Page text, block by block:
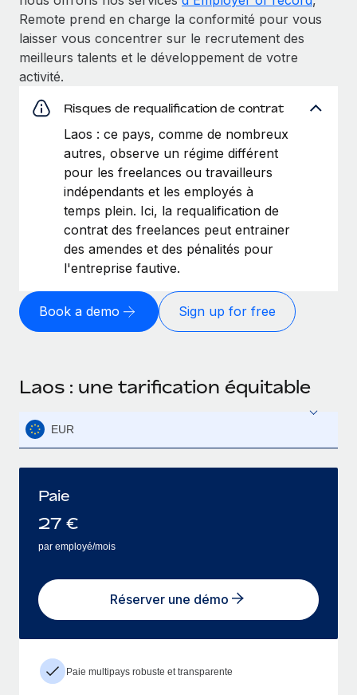
Remote prend en charge la conformité pour vous
laisser vous concentrer sur le recrutement des
meilleurs talents et le développement de votre
activité.
Risques de requalification de contrat
Laos : ce pays, comme de nombreux
autres, observe un régime différent
pour les freelances ou travailleurs
indépendants et les employés à
temps plein. Ici, la requalification de
contrat des freelances peut entrainer
des amendes et des pénalités pour
l'entreprise fautive.
Book a demo Sign up for free
Laos : une tarification équitable
EUR
Paie
27 €
par employé/mois
Réserver une démo
Paie multipays robuste et transparente